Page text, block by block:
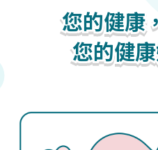
您的健康
您的健
您的健康
您的健
您的健康
您的健